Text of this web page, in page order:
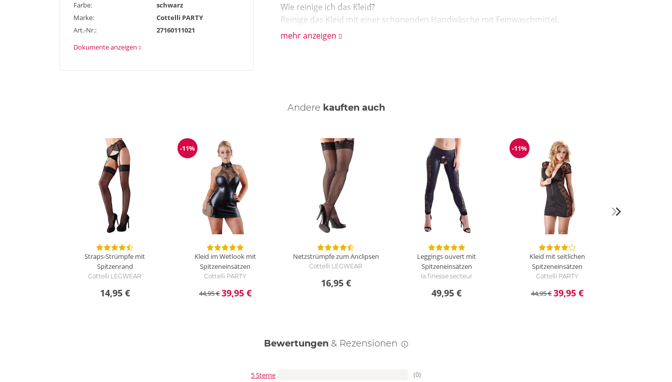
Farbe:
schwarz
Marke:
Cottelli PARTY
Art.-Nr.:
27160111021
Dokumente anzeigen
Wie reinige ich das Kleid?
Reinige das Kleid mit einer schonenden Handwäsche mit Feinwaschmittel.
mehr anzeigen
Andere kauften auch
Straps-Strümpfe mit
Spitzenrand
Cottelli LEGWEAR
14,95 €
Reduzierung
-11%
Kleid im Wetlook mit
Spitzeneinsätzen
Cottelli PARTY
44,95 €39,95 €
Netzstrümpfe zum Anclipsen
Cottelli LEGWEAR
16,95 €
Leggings ouvert mit
Spitzeneinsätzen
la finesse secteur
49,95 €
Reduzierung
-11%
Kleid mit seitlichen
Spitzeneinsätzen
Cottelli PARTY
44,95 €39,95 €
Bewertungen & Rezensionen
5 Sterne (0)